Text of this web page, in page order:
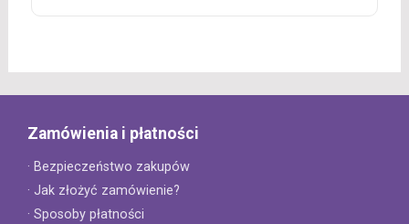
Zamówienia i płatności
· Bezpieczeństwo zakupów
· Jak złożyć zamówienie?
· Sposoby płatności